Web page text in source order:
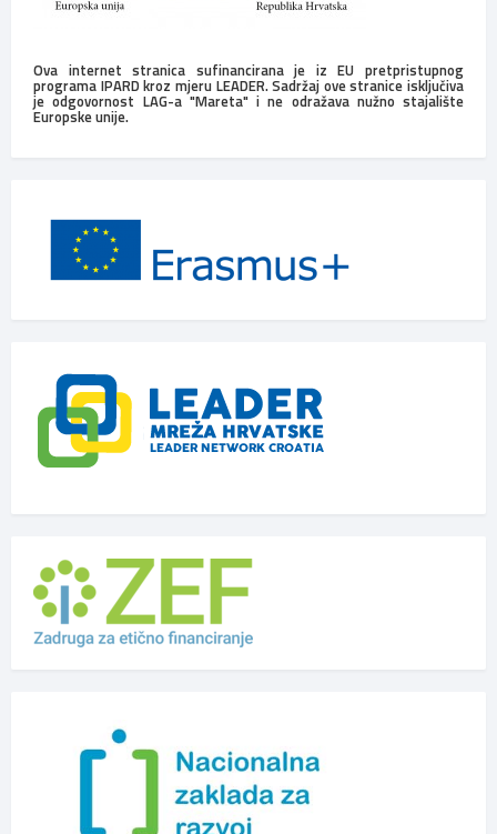
Ova internet stranica sufinancirana je iz EU pretpristupnog
programa IPARD kroz mjeru LEADER. Sadržaj ove stranice isključiva
je odgovornost LAG-a "Mareta" i ne odražava nužno stajalište
Europske unije.